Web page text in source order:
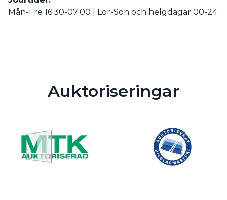
Mån-Fre 16:30-07:00 | Lör-Sön och helgdagar 00-24
Auktoriseringar